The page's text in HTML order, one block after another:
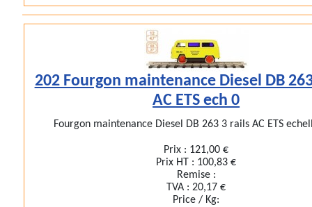
202 Fourgon maintenance Diesel DB
AC ETS ech 0
Fourgon maintenance Diesel DB 263 3 rails AC ETS
Prix : 121,00 €
Prix HT : 100,83 €
Remise :
TVA :20,17 €
Price / Kg: